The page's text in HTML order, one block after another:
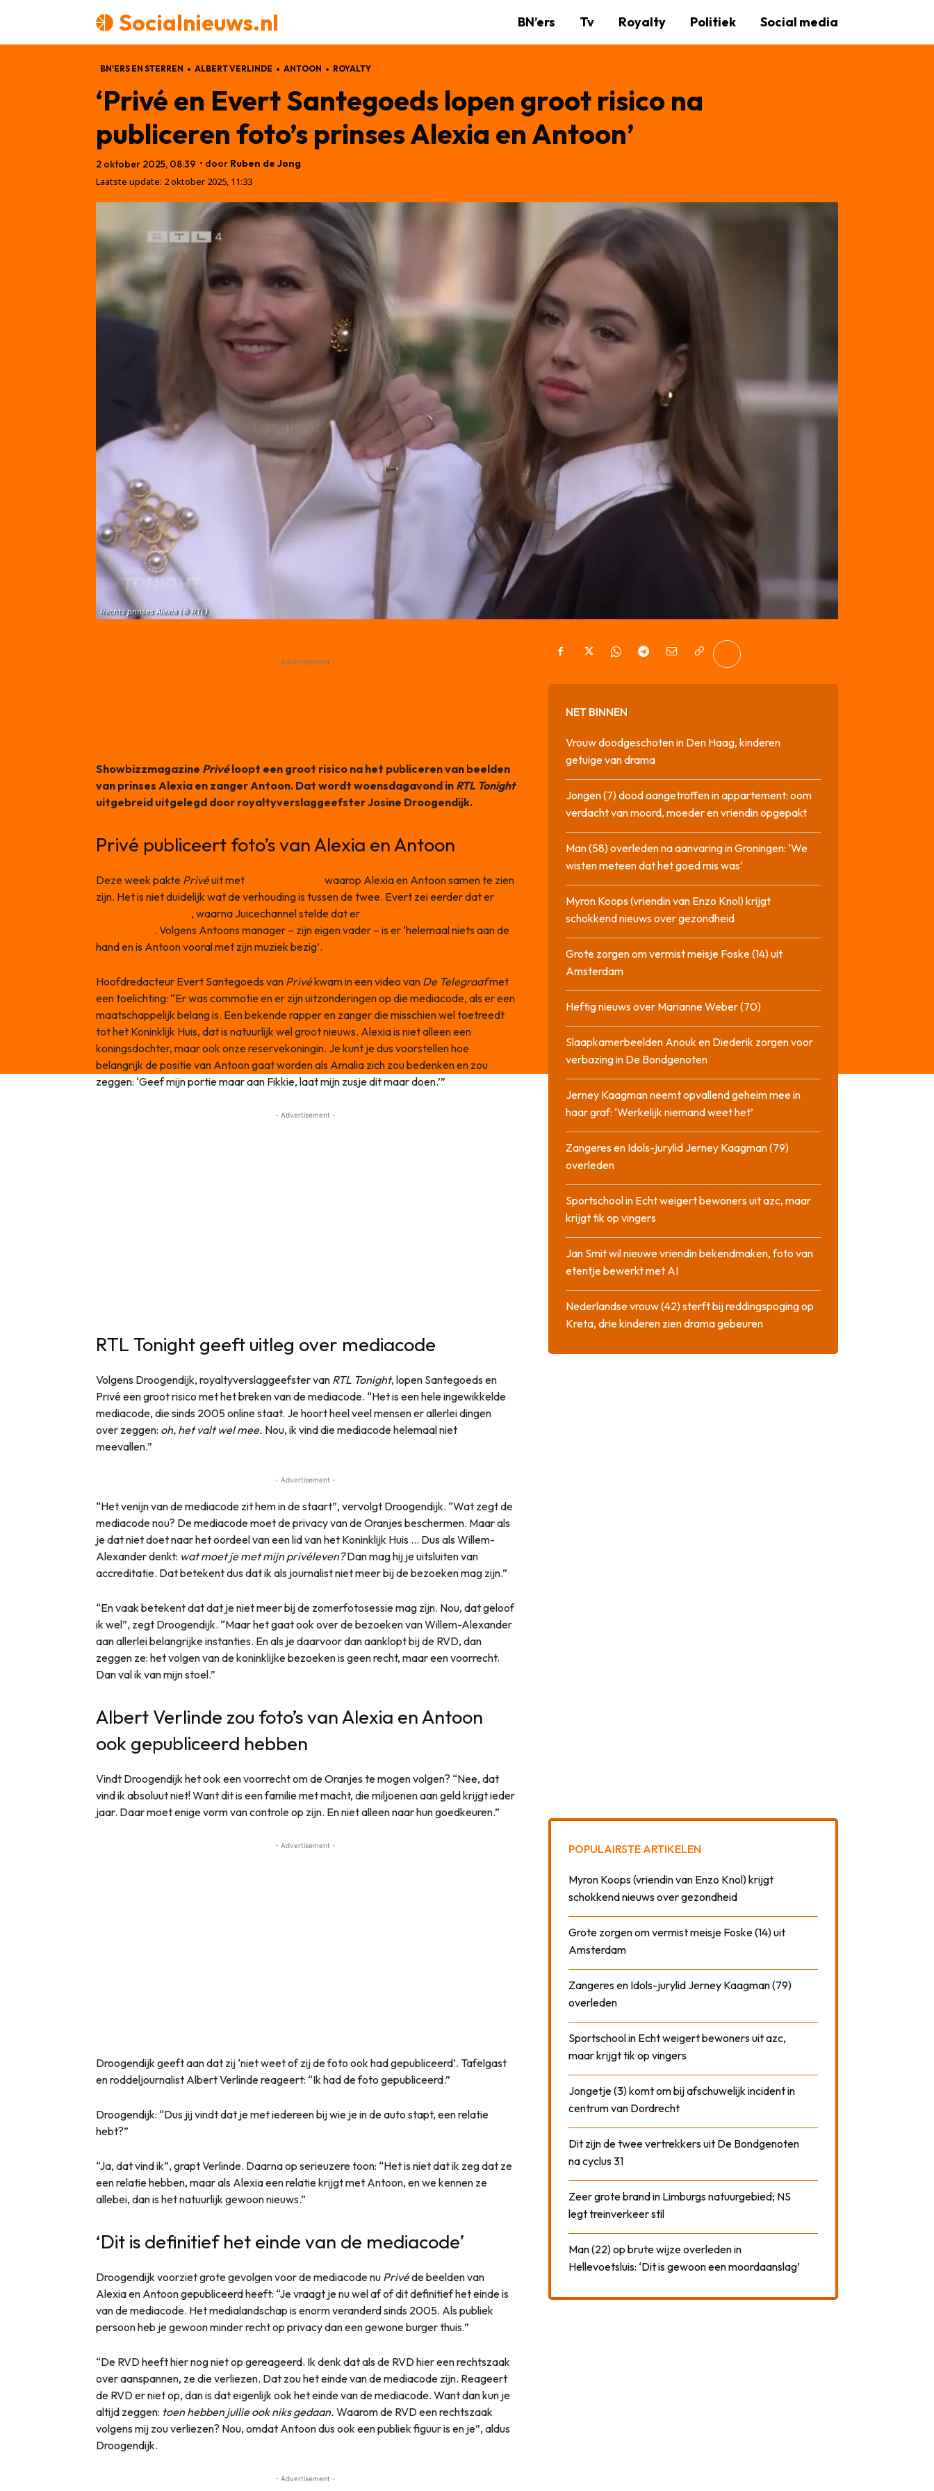
Socialnieuws.nl BN’ers Tv Royalty Politiek Social media
BN'ERS EN STERREN ALBERT VERLINDE ANTOON ROYALTY
‘Privé en Evert Santegoeds lopen groot risico na
publiceren foto’s prinses Alexia en Antoon’
2 oktober 2025, 08:39 • door Ruben de Jong
Laatste update: 2 oktober 2025, 11:33
Rechts prinses Alexia (© RTL)
- Advertisement -
Showbizzmagazine Privéloopt een groot risico na het publiceren van beelden
van prinses Alexia en zanger Antoon. Dat wordt woensdagavond in RTL Tonight
uitgebreid uitgelegd door royaltyverslaggeefster Josine Droogendijk.
Privé publiceert foto’s van Alexia en Antoon
Deze week pakte Privéuit met
waarop Alexia en Antoon samen te zien
zijn. Het is niet duidelijk wat de verhouding is tussen de twee. Evert zei eerder dat er
, waarna Juicechannel stelde dat er
. Volgens Antoons manager – zijn eigen vader – is er ‘helemaal niets aan de
hand en is Antoon vooral met zijn muziek bezig’.
Hoofdredacteur Evert Santegoeds van Privékwam in een video van De Telegraafmet
een toelichting: “Er was commotie en er zijn uitzonderingen op die mediacode, als er een
maatschappelijk belang is. Een bekende rapper en zanger die misschien wel toetreedt
tot het Koninklijk Huis, dat is natuurlijk wel groot nieuws. Alexia is niet alleen een
koningsdochter, maar ook onze reservekoningin. Je kunt je dus voorstellen hoe
belangrijk de positie van Antoon gaat worden als Amalia zich zou bedenken en zou
zeggen: ‘Geef mijn portie maar aan Fikkie, laat mijn zusje dit maar doen.’”
- Advertisement -
RTL Tonight geeft uitleg over mediacode
Volgens Droogendijk, royaltyverslaggeefster van RTL Tonight, lopen Santegoeds en
Privé een groot risico met het breken van de mediacode. “Het is een hele ingewikkelde
mediacode, die sinds 2005 online staat. Je hoort heel veel mensen er allerlei dingen
over zeggen: oh, het valt wel mee. Nou, ik vind die mediacode helemaal niet
meevallen.”
- Advertisement -
“Het venijn van de mediacode zit hem in de staart”, vervolgt Droogendijk. “Wat zegt de
mediacode nou? De mediacode moet de privacy van de Oranjes beschermen. Maar als
je dat niet doet naar het oordeel van een lid van het Koninklijk Huis … Dus als Willem-
Alexander denkt: wat moet je met mijn privéleven?Dan mag hij je uitsluiten van
accreditatie. Dat betekent dus dat ik als journalist niet meer bij de bezoeken mag zijn.”
“En vaak betekent dat dat je niet meer bij de zomerfotosessie mag zijn. Nou, dat geloof
ik wel”, zegt Droogendijk. “Maar het gaat ook over de bezoeken van Willem-Alexander
aan allerlei belangrijke instanties. En als je daarvoor dan aanklopt bij de RVD, dan
zeggen ze: het volgen van de koninklijke bezoeken is geen recht, maar een voorrecht.
Dan val ik van mijn stoel.”
Albert Verlinde zou foto’s van Alexia en Antoon
ook gepubliceerd hebben
Vindt Droogendijk het ook een voorrecht om de Oranjes te mogen volgen? “Nee, dat
vind ik absoluut niet! Want dit is een familie met macht, die miljoenen aan geld krijgt ieder
jaar. Daar moet enige vorm van controle op zijn. En niet alleen naar hun goedkeuren.”
- Advertisement -
Droogendijk geeft aan dat zij ‘niet weet of zij de foto ook had gepubliceerd’. Tafelgast
en roddeljournalist Albert Verlinde reageert: “Ik had de foto gepubliceerd.”
Droogendijk: “Dus jij vindt dat je met iedereen bij wie je in de auto stapt, een relatie
hebt?”
“Ja, dat vind ik”, grapt Verlinde. Daarna op serieuzere toon: “Het is niet dat ik zeg dat ze
een relatie hebben, maar als Alexia een relatie krijgt met Antoon, en we kennen ze
allebei, dan is het natuurlijk gewoon nieuws.”
‘Dit is definitief het einde van de mediacode’
Droogendijk voorziet grote gevolgen voor de mediacode nu Privéde beelden van
Alexia en Antoon gepubliceerd heeft: “Je vraagt je nu wel af of dit definitief het einde is
van de mediacode. Het medialandschap is enorm veranderd sinds 2005. Als publiek
persoon heb je gewoon minder recht op privacy dan een gewone burger thuis.”
“De RVD heeft hier nog niet op gereageerd. Ik denk dat als de RVD hier een rechtszaak
over aanspannen, ze die verliezen. Dat zou het einde van de mediacode zijn. Reageert
de RVD er niet op, dan is dat eigenlijk ook het einde van de mediacode. Want dan kun je
altijd zeggen: toen hebben jullie ook niks gedaan. Waarom de RVD een rechtszaak
volgens mij zou verliezen? Nou, omdat Antoon dus ook een publiek figuur is en je”, aldus
Droogendijk.
- Advertisement -
NET BINNEN
Vrouw doodgeschoten in Den Haag, kinderen
getuige van drama
Jongen (7) dood aangetroffen in appartement: oom
verdacht van moord, moeder en vriendin opgepakt
Man (58) overleden na aanvaring in Groningen: ‘We
wisten meteen dat het goed mis was’
Myron Koops (vriendin van Enzo Knol) krijgt
schokkend nieuws over gezondheid
Grote zorgen om vermist meisje Foske (14) uit
Amsterdam
Heftig nieuws over Marianne Weber (70)
Slaapkamerbeelden Anouk en Diederik zorgen voor
verbazing in De Bondgenoten
Jerney Kaagman neemt opvallend geheim mee in
haar graf: ‘Werkelijk niemand weet het’
Zangeres en Idols-jurylid Jerney Kaagman (79)
overleden
Sportschool in Echt weigert bewoners uit azc, maar
krijgt tik op vingers
Jan Smit wil nieuwe vriendin bekendmaken, foto van
etentje bewerkt met AI
Nederlandse vrouw (42) sterft bij reddingspoging op
Kreta, drie kinderen zien drama gebeuren
POPULAIRSTE ARTIKELEN
Myron Koops (vriendin van Enzo Knol) krijgt
schokkend nieuws over gezondheid
Grote zorgen om vermist meisje Foske (14) uit
Amsterdam
Zangeres en Idols-jurylid Jerney Kaagman (79)
overleden
Sportschool in Echt weigert bewoners uit azc,
maar krijgt tik op vingers
Jongetje (3) komt om bij afschuwelijk incident in
centrum van Dordrecht
Dit zijn de twee vertrekkers uit De Bondgenoten
na cyclus 31
Zeer grote brand in Limburgs natuurgebied; NS
legt treinverkeer stil
Man (22) op brute wijze overleden in
Hellevoetsluis: ‘Dit is gewoon een moordaanslag’